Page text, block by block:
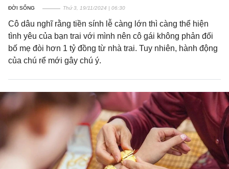
ĐỜI SỐNG Thứ 3, 19/11/2024 | 06:30
Cô dâu nghĩ rằng tiền sính lễ càng lớn thì càng thể hiện
tình yêu của bạn trai với mình nên cô gái không phản đối
bố mẹ đòi hơn 1 tỷ đồng từ nhà trai. Tuy nhiên, hành động
của chú rể mới gây chú ý.